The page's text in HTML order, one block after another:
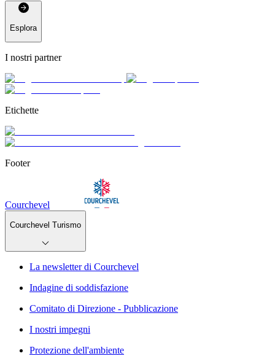
Esplora
I nostri partner
Etichette
Footer
Courchevel
Courchevel Turismo
La newsletter di Courchevel
Indagine di soddisfazione
Comitato di Direzione - Pubblicazione
I nostri impegni
Protezione dell'ambiente